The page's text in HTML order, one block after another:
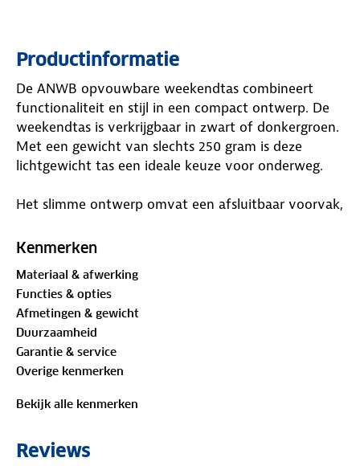
Productinformatie
De ANWB opvouwbare weekendtas combineert
functionaliteit en stijl in een compact ontwerp. De
weekendtas is verkrijgbaar in zwart of donkergroen.
Met een gewicht van slechts 250 gram is deze
lichtgewicht tas een ideale keuze voor onderweg.
Het slimme ontwerp omvat een afsluitbaar voorvak,
Daarnaast biedt het achtervak extra opbergruimte,
afsluitbare achtervak dat tevens dienst doet als een
handige lus, waardoor je de tas eenvoudig over de
trekstang van een koffer kunt schuiven.
De tas is gemaakt van stevig gerecycled polyester.
Met afmetingen van 45 x 35 x 20 cm biedt de tas
voldoende ruimte voor jouw benodigdheden, terwijl
bergen wanneer deze niet in gebruik is.
Kenmerken
Materiaal & afwerking
Functies & opties
Afmetingen & gewicht
Duurzaamheid
Garantie & service
Overige kenmerken
Bekijk alle kenmerken
Reviews